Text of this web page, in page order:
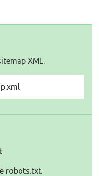
XML.
robots.txt.